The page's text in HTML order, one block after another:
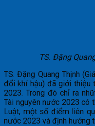
TS. Đặng
TS. Đặng Quang Thịnh
đổi khí hậu) đã giới thiệu
2023. Trong đó chỉ ra
Tài nguyên nước 2023 có
Luật, một số điểm liên
nước 2023 và định hướng